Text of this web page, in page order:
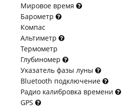
Мировое время
Барометр
Компас
Альтиметр
Термометр
Глубиномер
Указатель фазы луны
Bluetooth подключение
Радио калибровка времени
GPS